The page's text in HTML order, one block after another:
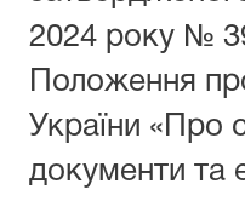
2024 року №
Положення
України «Про
документи та